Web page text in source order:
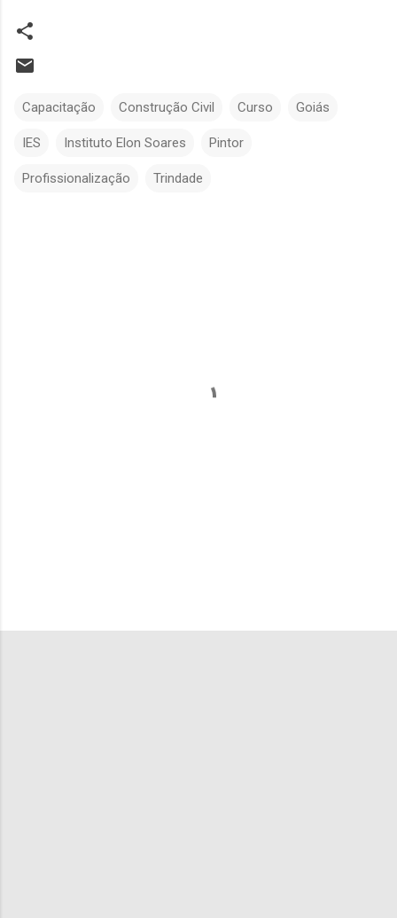
Capacitação Construção Civil Curso Goiás
IES Instituto Elon Soares Pintor
Profissionalização Trindade